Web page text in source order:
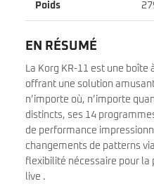
Poids
EN RÉSUMÉ
La Korg KR-11 est une
offrant une solution
n’importe où, n’importe
distincts, ses 14
de performance
changements de patterns
flexibilité nécessaire pour
live .